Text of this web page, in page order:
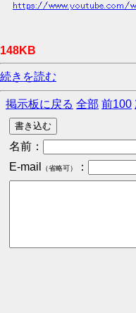
https://www.youtube.com/
148KB
続きを読む
掲示板に戻る 全部 前100
名前：
E-mail
（省略可） ：